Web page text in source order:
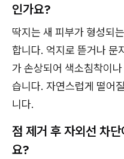
인가요?
딱지는 새 피부가 형성되
합니다. 억지로 뜯거나 문
가 손상되어 색소침착이
습니다. 자연스럽게 떨어
니다.
점 제거 후 자외선 차
요?